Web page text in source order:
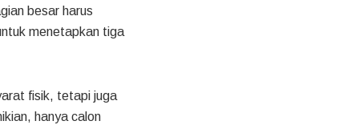
besar harus
menetapkan tiga
fisik, tetapi juga
hanya calon